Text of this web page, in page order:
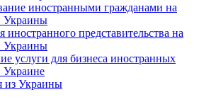
иностранными гражданами на
Украины
иностранного представительства на
Украины
услуги для бизнеса иностранных
Украине
из Украины